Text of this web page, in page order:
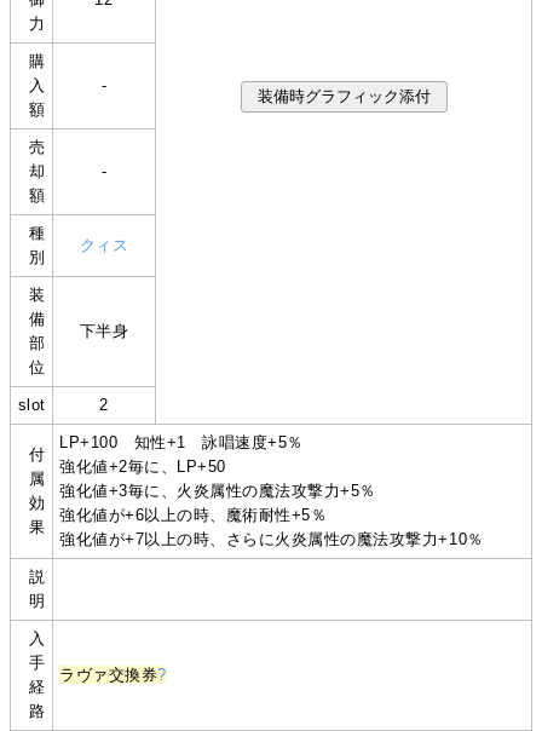
力
購
入
額
-
売
却
額
-
種
別
クィス
装
備
部
位
下半身
slot 2
付
属
効
果
LP+100 知性+1 詠唱速度+5％
強化値+2毎に、LP+50
強化値+3毎に、火炎属性の魔法攻撃力+5％
強化値が+6以上の時、魔術耐性+5％
強化値が+7以上の時、さらに火炎属性の魔法攻撃力+10％
説
明
入
手
経
路
ラヴァ交換券?